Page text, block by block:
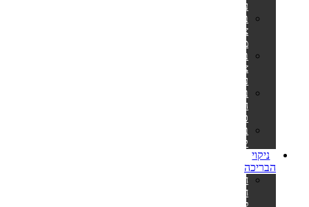
עגולות
בריכות
צינורות
מלבניות
בריכות
צינורות
עגולות
בריכות
הכל
כלול
בריכות
קערה
ניקוי
הבריכה
חומרי
חיטוי
לבריכה